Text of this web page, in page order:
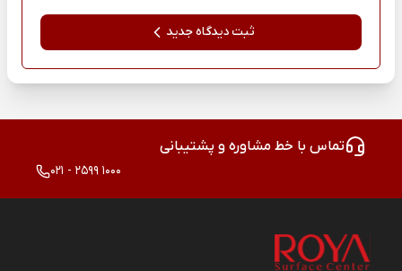
ثبت دیدگاه جدید
تماس با خط مشاوره و پشتیبانی
021 - 2599 1000